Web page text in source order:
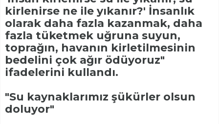
kirlenirse ne ile yıkanır?' İnsanlık
olarak daha fazla kazanmak, daha
fazla tüketmek uğruna suyun,
toprağın, havanın kirletilmesinin
bedelini çok ağır ödüyoruz"
ifadelerini kullandı.
"Su kaynaklarımız şükürler olsun
doluyor"